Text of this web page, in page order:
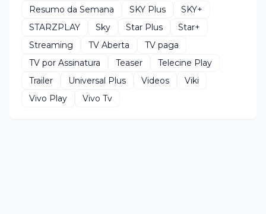
Resumo da Semana
SKY Plus
SKY+
STARZPLAY
Sky Star Plus
Star+
Streaming
TV Aberta
TV paga
TV por Assinatura
Teaser
Telecine Play
Trailer
Universal Plus Videos
Viki
Vivo Play
Vivo Tv